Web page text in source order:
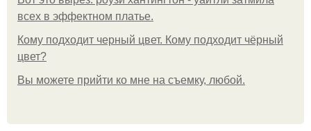
всех в эффектном платьe.
Кому подходит черный цвет. Кому подходит чёрный
цвет?
Вы можете прийти ко мне на съемку, любой.